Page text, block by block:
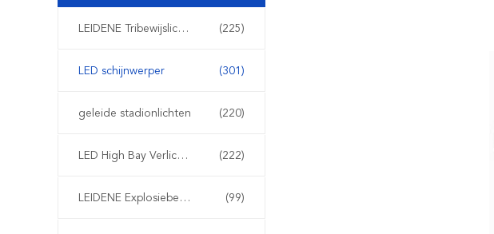
LEIDENE Tribewijslichten (225)
LED schijnwerper (301)
geleide stadionlichten (220)
LED High Bay Verlichting (222)
LEIDENE Explosiebestendige Lichten (99)